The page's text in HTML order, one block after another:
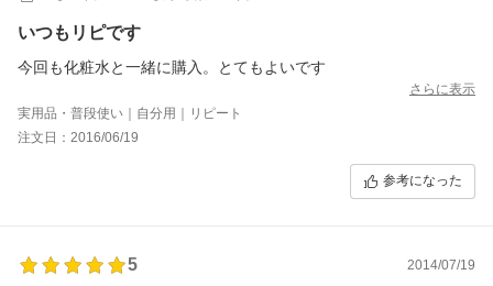
いつもリピです
今回も化粧水と一緒に購入。とてもよいです
さらに表示
実用品・普段使い｜自分用｜リピート
注文日：2016/06/19
参考になった
5
2014/07/19